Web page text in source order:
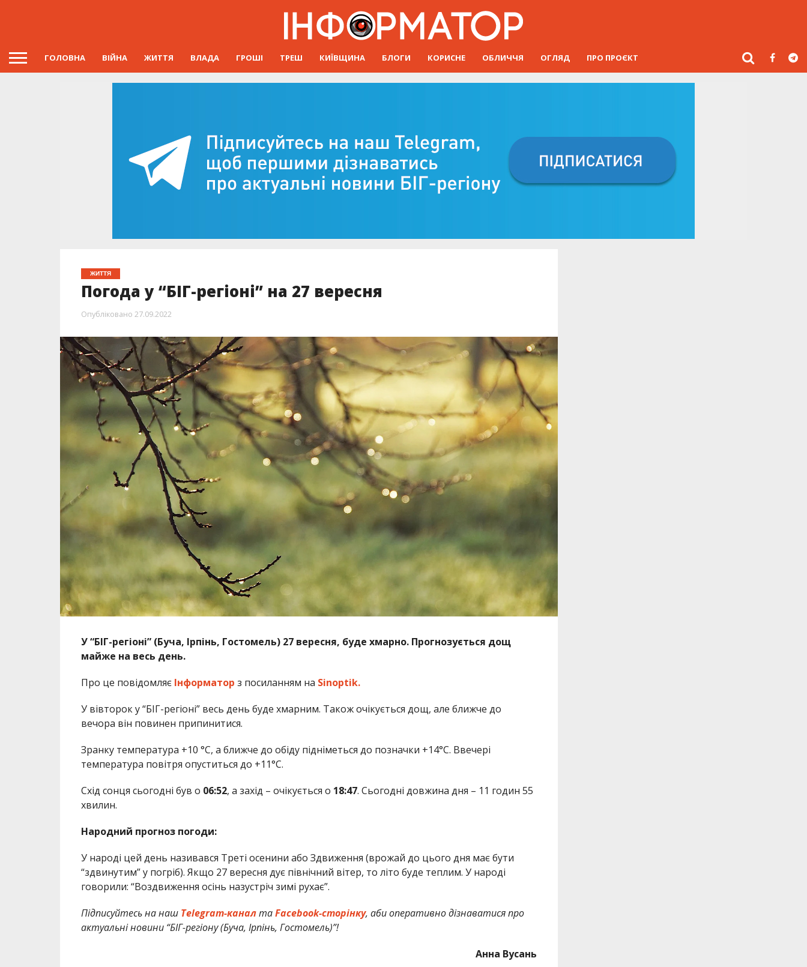
ГОЛОВНА ВІЙНА ЖИТТЯ ВЛАДА ГРОШІ ТРЕШ КИЇВЩИНА БЛОГИ КОРИСНЕ ОБЛИЧЧЯ ОГЛЯД ПРО ПРОЄКТ
ЖИТТЯ
Погода у “БІГ-регіоні” на 27 вересня
Опубліковано 27.09.2022
У “БІГ-регіоні” (Буча, Ірпінь, Гостомель) 27 вересня, буде хмарно. Прогнозується дощ
майже на весь день.
Про це повідомляє Інформатор з посиланням на Sinoptik.
У вівторок у “БІГ-регіоні” весь день буде хмарним. Також очікується дощ, але ближче до
вечора він повинен припинитися.
Зранку температура +10 °С, а ближче до обіду підніметься до позначки +14°С. Ввечері
температура повітря опуститься до +11°С.
Схід сонця сьогодні був о 06:52, а захід – очікується о 18:47. Сьогодні довжина дня – 11 годин 55
хвилин.
Народний прогноз погоди:
У народі цей день називався Треті осенини або Здвиження (врожай до цього дня має бути
“здвинутим” у погріб). Якщо 27 вересня дує північний вітер, то літо буде теплим. У народі
говорили: “Воздвиження осінь назустріч зимі рухає”.
Підписуйтесь на наш Telegram-каналтаFacebook-сторінку, аби оперативно дізнаватися про
актуальні новини “БІГ-регіону (Буча, Ірпінь, Гостомель)”!
Анна Вусань